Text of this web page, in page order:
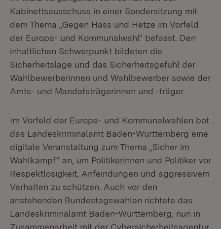
Kabinettsausschuss in einer Sondersitzung mit
dem Thema „Gegen Hass und Hetze im Vorfeld
der Europa- und Kommunalwahl“ befasst. Den
inhaltlichen Schwerpunkt bildeten die
Sicherheitslage und das Sicherheitsgefühl der
Wahlbewerberinnen und Wahlbewerber sowie der
Amts- und Mandatsträgerinnen und -träger.
Im Vorfeld der Europa- und Kommunalwahlen bot
das Landeskriminalamt Baden-Württemberg eine
digitale Veranstaltung zum Thema „Sicher im
Wahlkampf“ an, um Politikerinnen und Politiker vor
Respektlosigkeit, Anfeindungen und aggressivem
Verhalten zu schützen. Auch vor den
anstehenden Bundestagswahlen richtete das
Landeskriminalamt Baden-Württemberg, nun in
Zusammenarbeit mit der Cybersicherheitsagentur